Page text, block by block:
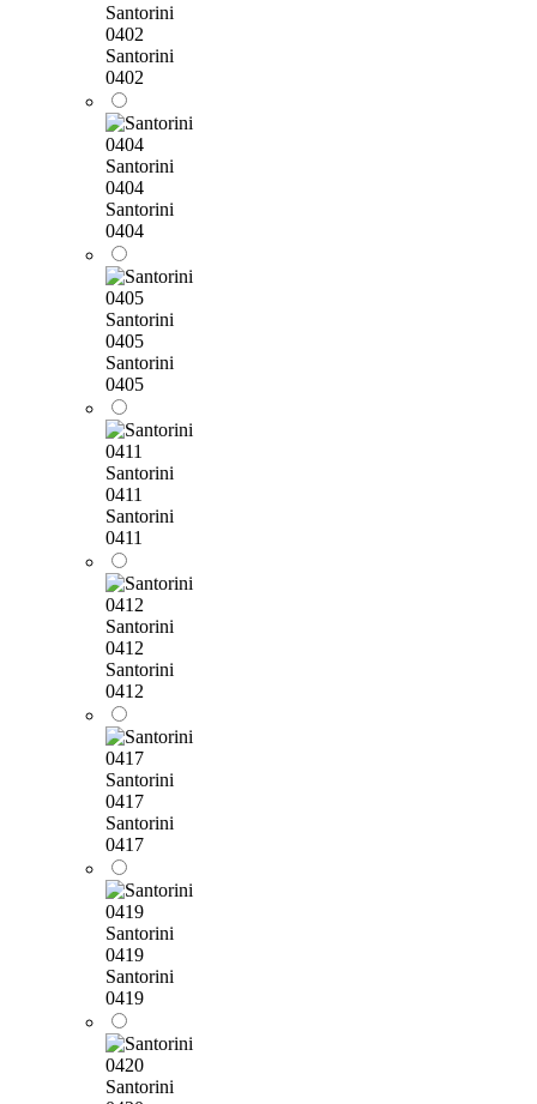
Santorini
0402
Santorini
0402
Santorini
0404
Santorini
0404
Santorini
0405
Santorini
0405
Santorini
0411
Santorini
0411
Santorini
0412
Santorini
0412
Santorini
0417
Santorini
0417
Santorini
0419
Santorini
0419
Santorini